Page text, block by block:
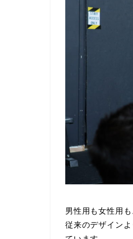
男性用も女性用も
従来のデザイン